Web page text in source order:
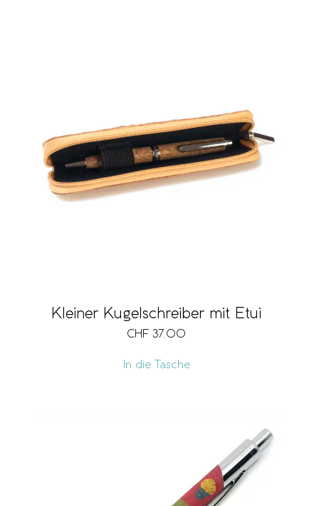
Kleiner Kugelschreiber mit Etui
CHF 37.00
In die Tasche